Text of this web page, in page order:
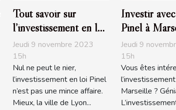
Tout savoir sur
l’investissement en loi
Pinel à Lyon
Jeudi 9 novembre 2023
15h
Nul ne peut le nier,
l’investissement en loi Pinel
n’est pas une mince affaire.
Mieux, la ville de Lyon...
Investir
Pinel à
comment s’y
Jeudi 9
15h
Vous êtes
Marseille ?